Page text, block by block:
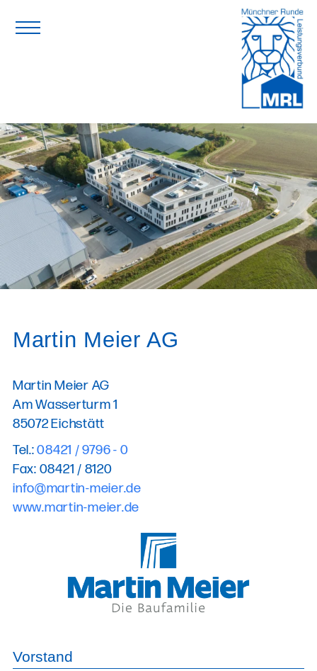
Martin Meier AG
Martin Meier AG
Am Wasserturm 1
85072 Eichstätt
Tel.:08421 / 9796 - 0
Fax: 08421 / 8120
info@martin-meier.de
www.martin-meier.de
Vorstand